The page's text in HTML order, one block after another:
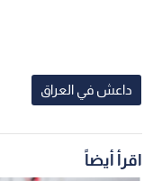
داعش في العراق
اقرأ أيضاً